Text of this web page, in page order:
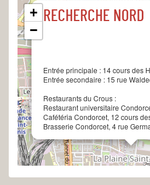
RECHERCHE NORD
Entrée principale : 14 cours des
Entrée secondaire : 15 rue
Restaurants du Crous :
Restaurant universitaire
Cafétéria Condorcet, 12 cours
Brasserie Condorcet, 4 rue
+
−